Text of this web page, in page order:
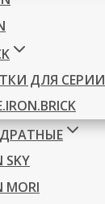
ДЛЯ СЕРИИ
SKY
MORI